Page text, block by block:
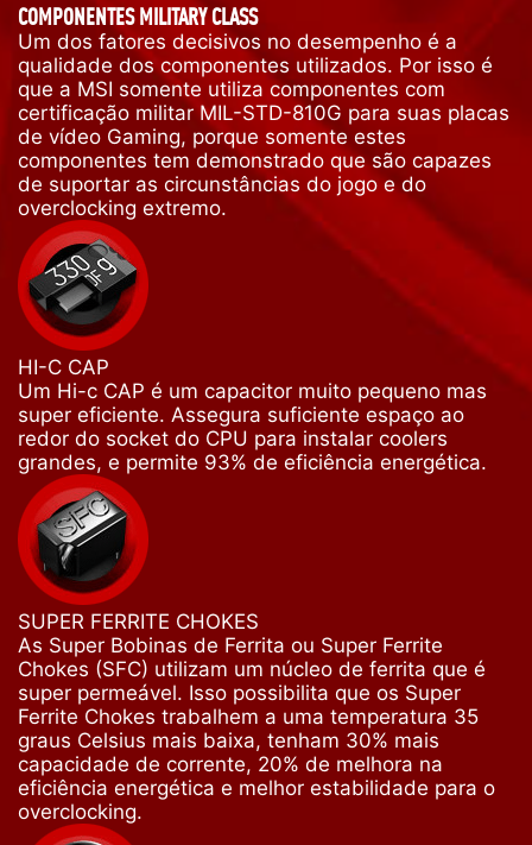
COMPONENTES MILITARY CLASS
Um dos fatores decisivos no desempenho é a
qualidade dos componentes utilizados. Por isso é
que a MSI somente utiliza componentes com
certificação militar MIL-STD-810G para suas placas
de vídeo Gaming, porque somente estes
componentes tem demonstrado que são capazes
de suportar as circunstâncias do jogo e do
overclocking extremo.
HI-C CAP
Um Hi-c CAP é um capacitor muito pequeno mas
super eficiente. Assegura suficiente espaço ao
redor do socket do CPU para instalar coolers
grandes, e permite 93% de eficiência energética.
SUPER FERRITE CHOKES
As Super Bobinas de Ferrita ou Super Ferrite
Chokes (SFC) utilizam um núcleo de ferrita que é
super permeável. Isso possibilita que os Super
Ferrite Chokes trabalhem a uma temperatura 35
graus Celsius mais baixa, tenham 30% mais
capacidade de corrente, 20% de melhora na
eficiência energética e melhor estabilidade para o
overclocking.